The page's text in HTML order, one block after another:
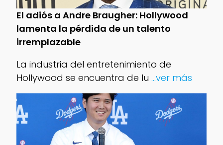
El adiós a Andre Braugher: Hollywood
lamenta la pérdida de un talento
irremplazable
La industria del entretenimiento de
Hollywood se encuentra de lu ...ver más